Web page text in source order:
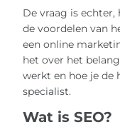
De vraag is
de voordelen van
een online
het over het
werkt en hoe je de
specialist.
Wat is SEO?